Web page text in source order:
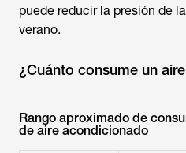
puede reducir la presión de
verano.
¿Cuánto consume un
Rango aproximado de
de aire acondicionado